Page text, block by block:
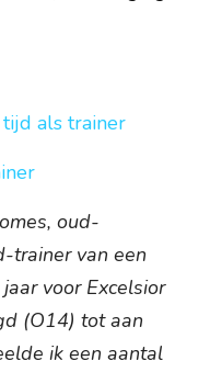
als trainer
oud-
trainer van een
voor Excelsior
(O14) tot aan
ik een aantal